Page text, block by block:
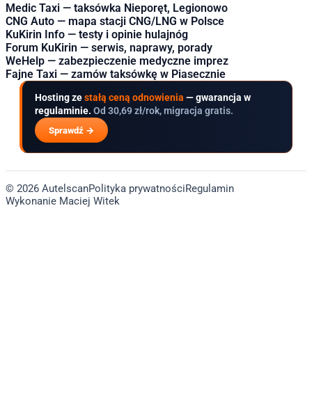
Medic Taxi — taksówka Nieporęt, Legionowo
CNG Auto — mapa stacji CNG/LNG w Polsce
KuKirin Info — testy i opinie hulajnóg
Forum KuKirin — serwis, naprawy, porady
WeHelp — zabezpieczenie medyczne imprez
Fajne Taxi — zamów taksówkę w Piasecznie
Hosting zestałą ceną odnowienia — gwarancja w
regulaminie. Od 30,69 zł/rok, migracja gratis.
Sprawdź →
© 2026 AutelscanPolityka prywatnościRegulamin
Wykonanie Maciej Witek